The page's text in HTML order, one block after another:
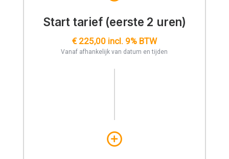
Start tarief (eerste 2 uren)
€ 225,00 incl. 9% BTW
Vanaf afhankelijk van datum en tijden